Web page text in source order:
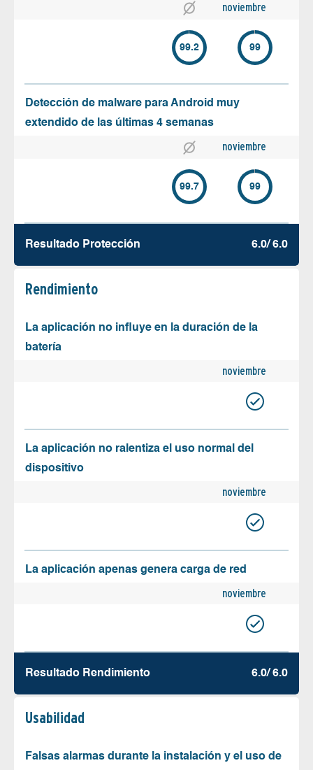
noviembre
99.2 99
Detección de malware para Android muy
extendido de las últimas 4 semanas
noviembre
99.7 99
Resultado Protección 6.0/ 6.0
Rendimiento
La aplicación no influye en la duración de la
batería
noviembre
La aplicación no ralentiza el uso normal del
dispositivo
noviembre
La aplicación apenas genera carga de red
noviembre
Resultado Rendimiento 6.0/ 6.0
Usabilidad
Falsas alarmas durante la instalación y el uso de